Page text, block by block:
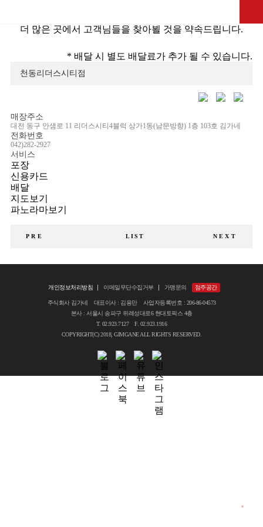
더 많은 곳에서 고객님들을 찾아뵐 것을 약속드립니다.
* 배달 시 별도 배달료가 추가 될 수 있습니다.
천동리더스시티점
매장주소
대전 동구 안샘로 11 리더스시티4블럭 상가1동(남문방향) 1층 103호 김가네
전화번호
042)282-2927
서비스
포장
신용카드
배달
지도보기
파노라마보기
PRE LIST NEXT
개인정보처리방침 이메일무단수집거부 가맹문의 점주공간
주식회사 김가네 대표이사 : 김용만 사업자등록번호 : 206-86-04573
본사 : 서울시 송파구 위례성대로6 현대토픽스 4층
T. 02.923.7127 F. 02.923.1916
COPYRIGHT(C) 2018, GIMGANE ALL RIGHTS RESERVED.